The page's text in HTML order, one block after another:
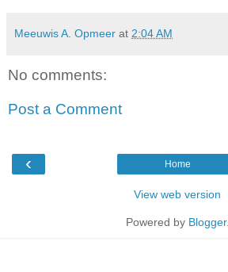
Meeuwis A. Opmeer at 2:04 AM
No comments:
Post a Comment
‹ Home
View web version
Powered by Blogger.